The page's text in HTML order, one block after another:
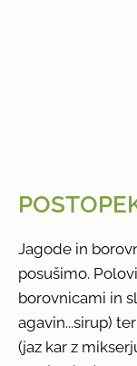
Jagode in
posušimo.
borovnicami in
agavin...sirup)
(jaz kar z